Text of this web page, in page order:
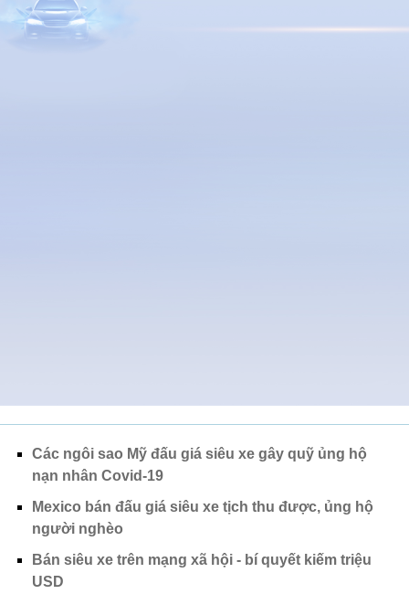
Các ngôi sao Mỹ đấu giá siêu xe gây quỹ ủng hộ
nạn nhân Covid-19
Mexico bán đấu giá siêu xe tịch thu được, ủng hộ
người nghèo
Bán siêu xe trên mạng xã hội - bí quyết kiếm triệu
USD